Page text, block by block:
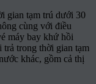
gian tạm trú dưới 30
cùng với điều
máy bay khứ hồi
trong thời gian tạm
khác, gồm cả thị